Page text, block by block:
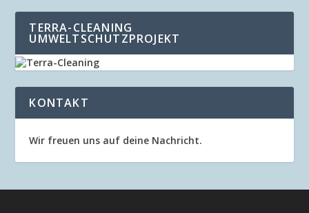
TERRA-CLEANING
UMWELTSCHUTZPROJEKT
KONTAKT
Wir freuen uns auf deine Nachricht.